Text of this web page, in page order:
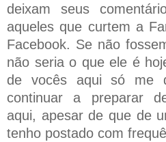
deixam seus
aqueles que curtem a
Facebook. Se não
não seria o que ele é
de vocês aqui só me
continuar a preparar
aqui, apesar de que de
tenho postado com